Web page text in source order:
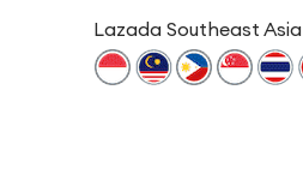
Lazada Southeast Asia